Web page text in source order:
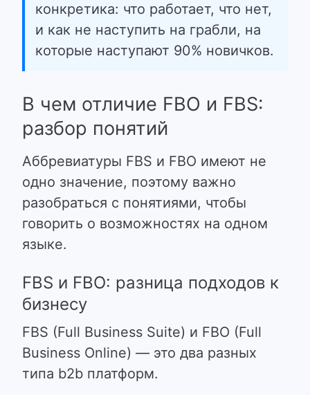
конкретика: что работает, что нет,
и как не наступить на грабли, на
которые наступают 90% новичков.
В чем отличие FBO и FBS:
разбор понятий
Аббревиатуры FBS и FBO имеют не
одно значение, поэтому важно
разобраться с понятиями, чтобы
говорить о возможностях на одном
языке.
FBS и FBO: разница подходов к
бизнесу
FBS (Full Business Suite) и FBO (Full
Business Online) — это два разных
типа b2b платформ.